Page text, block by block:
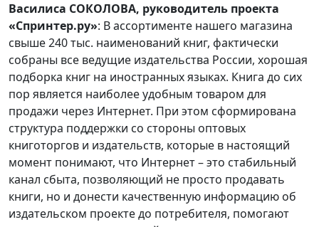
Василиса СОКОЛОВА, руководитель проекта
«Спринтер.ру»: В ассортименте нашего магазина
свыше 240 тыс. наименований книг, фактически
собраны все ведущие издательства России, хорошая
подборка книг на иностранных языках. Книга до сих
пор является наиболее удобным товаром для
продажи через Интернет. При этом сформирована
структура поддержки со стороны оптовых
книготоргов и издательств, которые в настоящий
момент понимают, что Интернет – это стабильный
канал сбыта, позволяющий не просто продавать
книги, но и донести качественную информацию об
издательском проекте до потребителя, помогают